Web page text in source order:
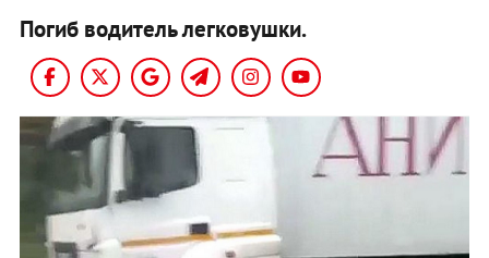
Погиб водитель легковушки.